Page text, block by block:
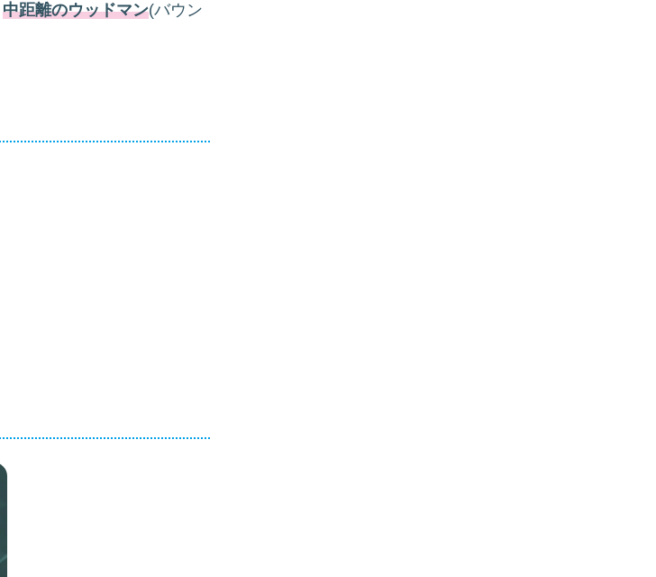
中距離のウッドマン(バウン